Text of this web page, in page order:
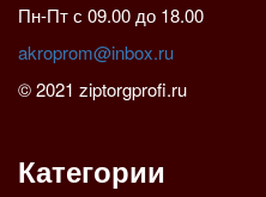
Пн-Пт с 09.00 до 18.00
akroprom@inbox.ru
© 2021 ziptorgprofi.ru
Категории